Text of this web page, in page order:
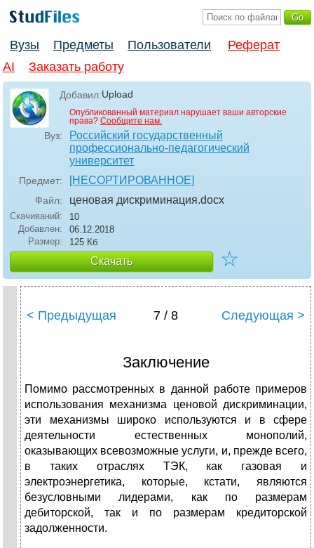
Вузы Предметы Пользователи
Реферат
AI
Заказать работу
Добавил:Upload
Опубликованный материал нарушает ваши авторские
права? Сообщите нам.
Вуз:
Российский государственный
профессионально-педагогический
университет
Предмет: [НЕСОРТИРОВАННОЕ]
Файл: ценовая дискриминация.docx
Скачиваний:
10
Добавлен:
06.12.2018
Размер:
125 Кб
Скачать ☆
< Предыдущая 7 / 8 Следующая >
Заключение
Помимо рассмотренных в данной работе примеров
использования механизма ценовой дискриминации,
эти механизмы широко используются и в сфере
деятельности естественных монополий,
оказывающих всевозможные услуги, и, прежде всего,
в таких отраслях ТЭК, как газовая и
электроэнергетика, которые, кстати, являются
безусловными лидерами, как по размерам
дебиторской, так и по размерам кредиторской
задолженности.